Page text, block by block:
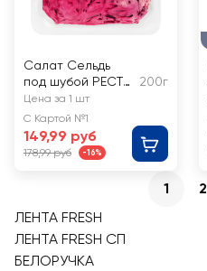
Салат Сельдь
под шубой РЕСТО
ШИК
200г
Цена за 1 шт
С Картой №1
149,99 руб
178,99 руб -16%
1 2
ЛЕНТА FRESH
ЛЕНТА FRESH СП
БЕЛОРУЧКА